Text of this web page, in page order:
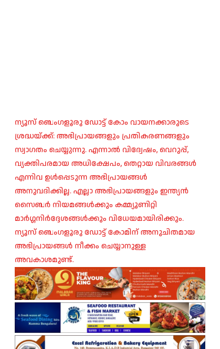
ന്യൂസ് ബെംഗളൂരു ഡോട്ട് കോം വായനക്കാരുടെ
ശ്രദ്ധയ്ക്ക്: അഭിപ്രായങ്ങളും പ്രതികരണങ്ങളും
സ്വാഗതം ചെയ്യുന്നു. എന്നാൽ വിദ്വേഷം, വെറുപ്പ്,
വ്യക്തിപരമായ അധിക്ഷേപം, തെറ്റായ വിവരങ്ങൾ
എന്നിവ ഉൾപ്പെടുന്ന അഭിപ്രായങ്ങൾ
അനുവദിക്കില്ല. എല്ലാ അഭിപ്രായങ്ങളും ഇന്ത്യൻ
സൈബർ നിയമങ്ങൾക്കും കമ്മ്യൂണിറ്റി
മാർഗ്ഗനിർദ്ദേശങ്ങൾക്കും വിധേയമായിരിക്കും.
ന്യൂസ് ബെംഗളൂരു ഡോട്ട് കോമിന് അനുചിതമായ
അഭിപ്രായങ്ങൾ നീക്കം ചെയ്യാനുള്ള
അവകാശമുണ്ട്.